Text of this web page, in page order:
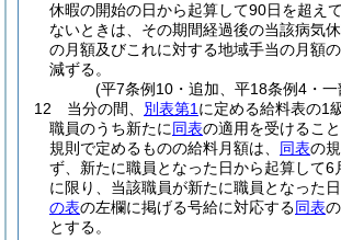
休暇の開始の日から起算して90日を超え
ないときは、その期間経過後の当該病気
の月額及びこれに対する地域手当の月額
減ずる。
(平7条例10・追加、平18条例4・一
12
当分の間、 別表第1 に定める給料表の1
職員のうち新たに同表の適用を受けるこ
規則で定めるものの給料月額は、 同表の
ず、新たに職員となった日から起算して6
に限り、当該職員が新たに職員となった
の表の左欄に掲げる号給に対応する同表
とする。